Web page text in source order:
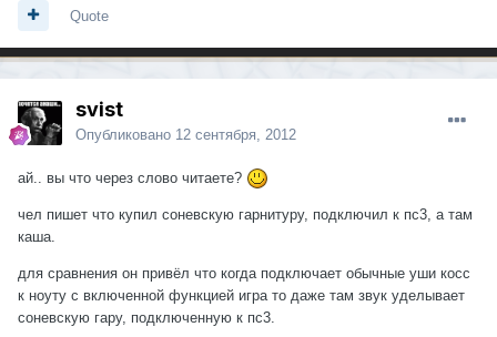
Quote
svist
Опубликовано 12 сентября, 2012
ай.. вы что через слово читаете?
чел пишет что купил соневскую гарнитуру, подключил к пс3, а там
каша.
для сравнения он привёл что когда подключает обычные уши косс
к ноуту с включенной функцией игра то даже там звук уделывает
соневскую гару, подключенную к пс3.